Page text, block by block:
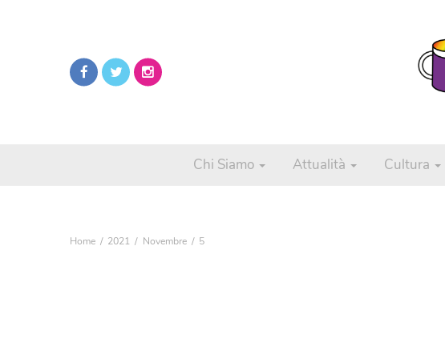
Chi Siamo Attualità Cultura
Home 2021 Novembre 5